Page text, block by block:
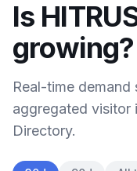
Is
growing?
Real-time demand
aggregated visitor
Directory.